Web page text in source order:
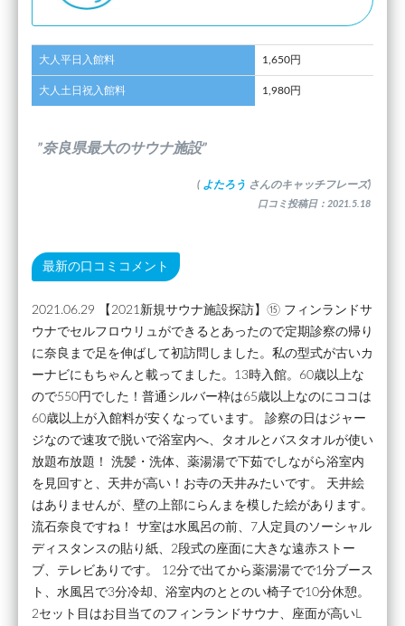
大人平日入館料 1,650円
大人土日祝入館料 1,980円
”奈良県最大のサウナ施設”
( よたろう さんのキャッチフレーズ)
口コミ投稿日：2021.5.18
最新の口コミコメント
2021.06.29 【2021新規サウナ施設探訪】⑮ フィンランドサ
ウナでセルフロウリュができるとあったので定期診察の帰り
に奈良まで足を伸ばして初訪問しました。私の型式が古いカ
ーナビにもちゃんと載ってました。13時入館。60歳以上な
ので550円でした！普通シルバー枠は65歳以上なのにココは
60歳以上が入館料が安くなっています。 診察の日はジャー
ジなので速攻で脱いで浴室内へ、タオルとバスタオルが使い
放題布放題！ 洗髪・洗体、薬湯湯で下茹でしながら浴室内
を見回すと、天井が高い！お寺の天井みたいです。 天井絵
はありませんが、壁の上部にらんまを模した絵があります。
流石奈良ですね！ サ室は水風呂の前、7人定員のソーシャル
ディスタンスの貼り紙、2段式の座面に大きな遠赤ストー
ブ、テレビありです。 12分で出てから薬湯湯でで1分ブース
ト、水風呂で3分冷却、浴室内のととのい椅子で10分休憩。
2セット目はお目当てのフィンランドサウナ、座面が高いL